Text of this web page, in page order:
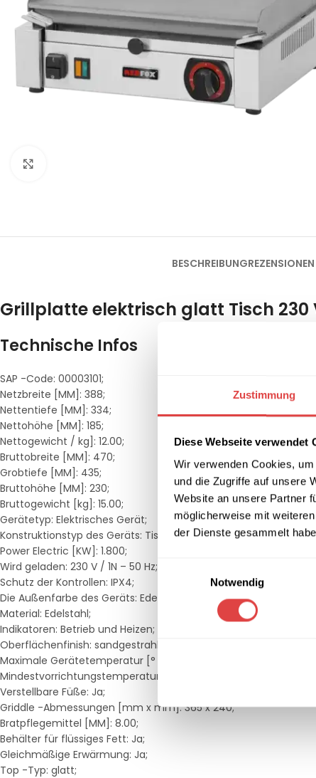
Zustimmung
Diese Webseite verwendet
Wir verwenden Cookies,
und die Zugriffe auf unsere
Website an unsere Partner
möglicherweise mit
der Dienste gesammelt
Notwendig
BESCHREIBUNG
Grillplatte elektrisch glatt Tisch 230 V
Technische Infos
SAP -Code: 00003101;
Netzbreite [MM]: 388;
Nettentiefe [MM]: 334;
Nettohöhe [MM]: 185;
Nettogewicht / kg]: 12.00;
Bruttobreite [MM]: 470;
Grobtiefe [MM]: 435;
Bruttohöhe [MM]: 230;
Bruttogewicht [kg]: 15.00;
Gerätetyp: Elektrisches Gerät;
Konstruktionstyp des Geräts: Tischgerät;
Power Electric [KW]: 1.800;
Wird geladen: 230 V / 1N – 50 Hz;
Schutz der Kontrollen: IPX4;
Die Außenfarbe des Geräts: Edelstahl;
Material: Edelstahl;
Indikatoren: Betrieb und Heizen;
Oberflächenfinish: sandgestrahlte Oberfläche ohne
Maximale Gerätetemperatur [° C]: 300;
Mindestvorrichtungstemperatur [° C]: 50;
Verstellbare Füße: Ja;
Griddle -Abmessungen [mm x mm]: 365 x 240;
Bratpflegemittel [MM]: 8.00;
Behälter für flüssiges Fett: Ja;
Gleichmäßige Erwärmung: Ja;
Top -Typ: glatt;